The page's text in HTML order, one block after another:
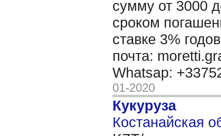
сумму от 3000
сроком
ставке 3%
почта:
Whatsap:
01-2020
Кукуруза
Костанайская